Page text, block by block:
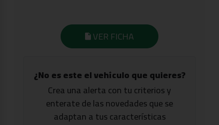
VER FICHA
¿No es este el vehículo que quieres?
Crea una alerta con tu criterios y
enterate de las novedades que se
adaptan a tus características